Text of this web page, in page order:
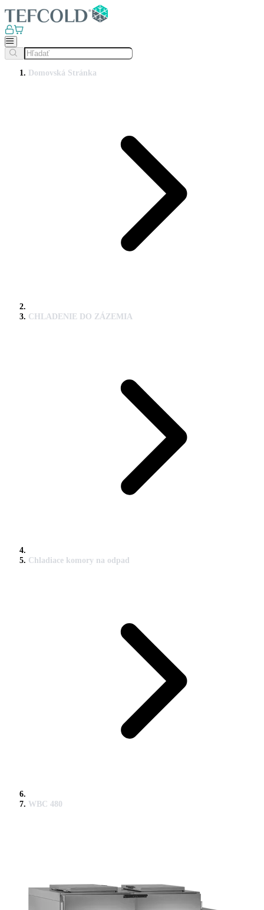
Domovská Stránka
CHLADENIE DO ZÁZEMIA
Chladiace komory na odpad
WBC 480